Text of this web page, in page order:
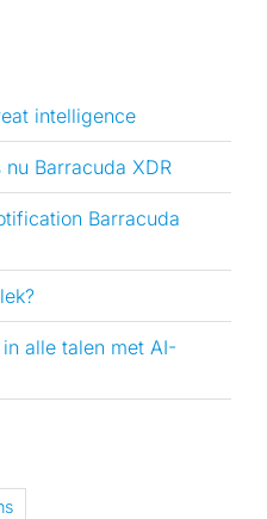
intelligence
nu Barracuda XDR
Barracuda
alle talen met AI-